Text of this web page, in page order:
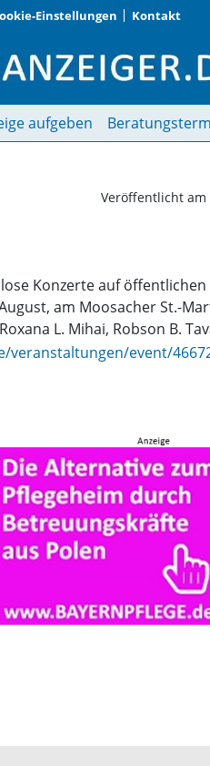
Einstellungen Kontakt
aufgeben
Veröffentlicht am
Konzerte auf öffentlichen
am Moosacher St.-
L. Mihai, Robson B.
veranstaltungen/event/